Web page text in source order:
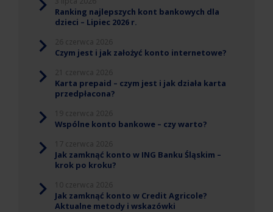
Ranking najlepszych kont bankowych dla
dzieci – Lipiec 2026 r.
Czym jest i jak założyć konto internetowe?
Karta prepaid – czym jest i jak działa karta
przedpłacona?
Wspólne konto bankowe – czy warto?
Jak zamknąć konto w ING Banku Śląskim –
krok po kroku?
Jak zamknąć konto w Credit Agricole?
Aktualne metody i wskazówki